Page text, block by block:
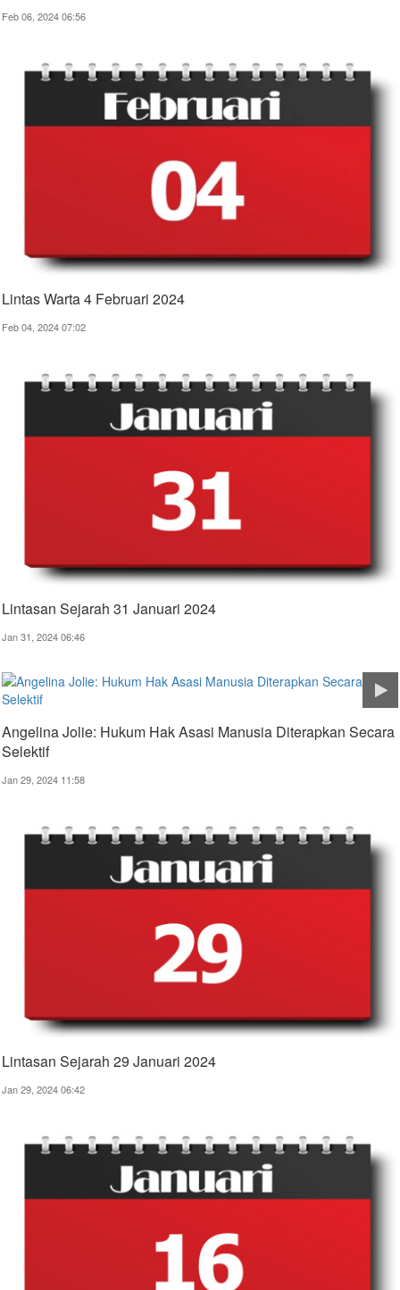
Feb 06, 2024 06:56
Lintas Warta 4 Februari 2024
Feb 04, 2024 07:02
Lintasan Sejarah 31 Januari 2024
Jan 31, 2024 06:46
Angelina Jolie: Hukum Hak Asasi Manusia Diterapkan Secara
Selektif
Jan 29, 2024 11:58
Lintasan Sejarah 29 Januari 2024
Jan 29, 2024 06:42